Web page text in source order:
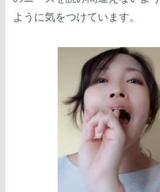
ように気をつけています。